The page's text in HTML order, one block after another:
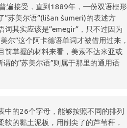
遍接受，直到1889年，一份双语楔形
“苏美尔语”(lišan šumeri)的表述方
其实应该是“emegir”，只不过因为
尔”这个阿卡德语单词才被借用过来，
前掌握的材料来看，美索不达米亚或
的“苏美尔语”则属于那里的通用语
中的26个字母，能够按照不同的排列
的黏土泥板，用削尖了的芦苇秆，